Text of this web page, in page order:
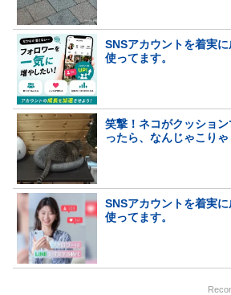
SNSアカウントを着実
使ってます。
笑撃！ネコがクッショ
ったら、なんじゃこりゃ
SNSアカウントを着実
使ってます。